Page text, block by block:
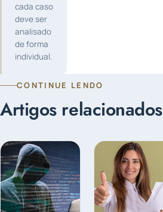
cada caso
deve ser
analisado
de forma
individual.
CONTINUE LENDO
Artigos relacionados